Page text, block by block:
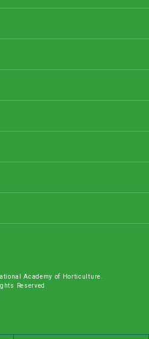
Academy of Horticulture.
Reserved